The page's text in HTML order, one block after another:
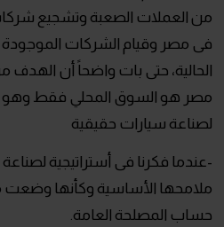
من العملات الصعبة وتشجيع
فى مصر وقيام الشركات
الحالية، حتى بات واضحاً أن
مصر هو السوق المحلي فقط
لصناعة سيارات حقيقية
-عندما فكرنا فى أستراتيجية
ملامحها الأساسية وكأنها
حساب المصلحة العامة.